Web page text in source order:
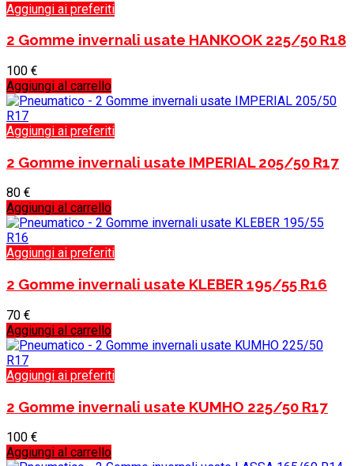
Aggiungi ai preferiti
2 Gomme invernali usate HANKOOK 225/50 R18
100 €
Aggiungi al carrello
Aggiungi ai preferiti
2 Gomme invernali usate IMPERIAL 205/50 R17
80 €
Aggiungi al carrello
Aggiungi ai preferiti
2 Gomme invernali usate KLEBER 195/55 R16
70 €
Aggiungi al carrello
Aggiungi ai preferiti
2 Gomme invernali usate KUMHO 225/50 R17
100 €
Aggiungi al carrello